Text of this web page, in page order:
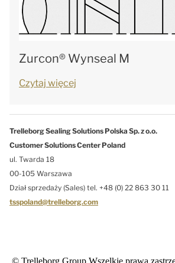
Zurcon® Wynseal M
Czytaj więcej
Trelleborg Sealing Solutions Polska Sp. z o.o.
Customer Solutions Center Poland
ul. Twarda 18
00-105 Warszawa
Dział sprzedaży (Sales) tel. +48 (0) 22 863 30 11
tsspoland@trelleborg.com
© Trelleborg Group.Wszelkie prawa